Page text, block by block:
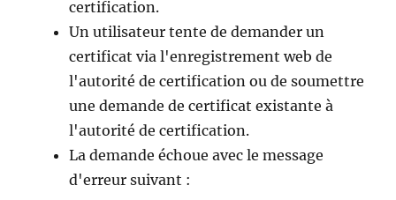
certification.
Un utilisateur tente de demander un
certificat via l'enregistrement web de
l'autorité de certification ou de soumettre
une demande de certificat existante à
l'autorité de certification.
La demande échoue avec le message
d'erreur suivant :